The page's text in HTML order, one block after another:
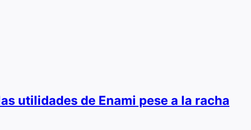
utilidades de Enami pese a la racha